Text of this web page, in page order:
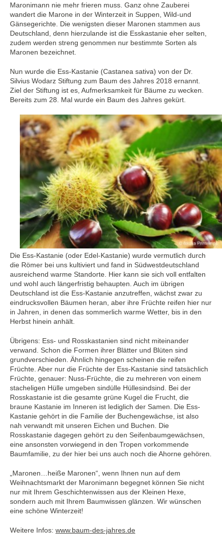
Maronimann nie mehr frieren muss. Ganz ohne Zauberei
wandert die Marone in der Winterzeit in Suppen, Wild-und
Gänsegerichte. Die wenigsten dieser Maronen stammen aus
Deutschland, denn hierzulande ist die Esskastanie eher selten,
zudem werden streng genommen nur bestimmte Sorten als
Maronen bezeichnet.
Nun wurde die Ess-Kastanie (Castanea sativa) von der Dr.
Silvius Wodarz Stiftung zum Baum des Jahres 2018 ernannt.
Ziel der Stiftung ist es, Aufmerksamkeit für Bäume zu wecken.
Bereits zum 28. Mal wurde ein Baum des Jahres gekürt.
Die Ess-Kastanie (oder Edel-Kastanie) wurde vermutlich durch
die Römer bei uns kultiviert und fand in Südwestdeutschland
ausreichend warme Standorte. Hier kann sie sich voll entfalten
und wohl auch längerfristig behaupten. Auch im übrigen
Deutschland ist die Ess-Kastanie anzutreffen, wächst zwar zu
eindrucksvollen Bäumen heran, aber ihre Früchte reifen hier nur
in Jahren, in denen das sommerlich warme Wetter, bis in den
Herbst hinein anhält.
Übrigens: Ess- und Rosskastanien sind nicht miteinander
verwand. Schon die Formen ihrer Blätter und Blüten sind
grundverschieden. Ähnlich hingegen scheinen die reifen
Früchte. Aber nur die Früchte der Ess-Kastanie sind tatsächlich
Früchte, genauer: Nuss-Früchte, die zu mehreren von einem
stacheligen Hülle umgeben sindülle Hüllesindsind. Bei der
Rosskastanie ist die gesamte grüne Kugel die Frucht, die
braune Kastanie im Inneren ist lediglich der Samen. Die Ess-
Kastanie gehört in die Familie der Buchengewächse, ist also
nah verwandt mit unseren Eichen und Buchen. Die
Rosskastanie dagegen gehört zu den Seifenbaumgewächsen,
eine ansonsten vorwiegend in den Tropen vorkommende
Baumfamilie, zu der hier bei uns auch noch die Ahorne gehören.
„Maronen…heiße Maronen“, wenn Ihnen nun auf dem
Weihnachtsmarkt der Maronimann begegnet können Sie nicht
nur mit Ihrem Geschichtenwissen aus der Kleinen Hexe,
sondern auch mit Ihrem Baumwissen glänzen. Wir wünschen
eine schöne Winterzeit!
Weitere Infos: www.baum-des-jahres.de